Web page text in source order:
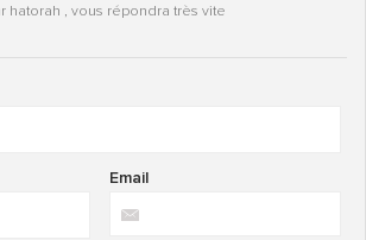
hatorah , vous répondra très vite
Email